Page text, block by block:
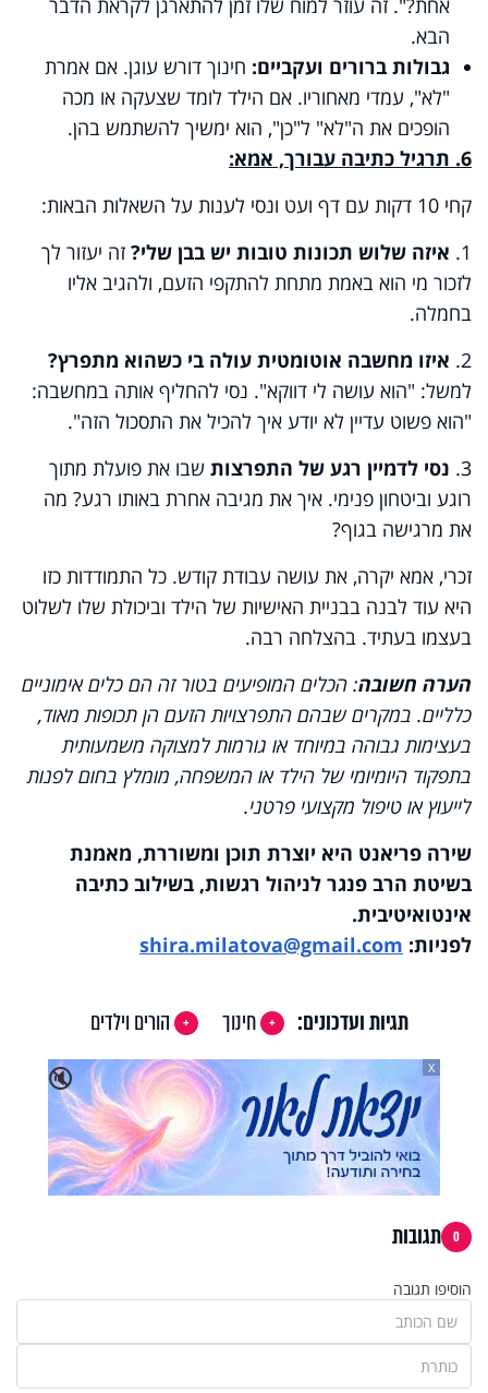
אחת?". זה עוזר למוח שלו זמן להתארגן לקראת הדבר
הבא.
גבולות ברורים ועקביים: חינוך דורש עוגן. אם אמרת
"לא", עמדי מאחוריו. אם הילד לומד שצעקה או מכה
הופכים את ה"לא" ל"כן", הוא ימשיך להשתמש בהן.
6. תרגיל כתיבה עבורך, אמא
:
קחי 10 דקות עם דף ועט ונסי לענות על השאלות הבאות
:
1. איזה שלוש תכונות טובות יש בבן שלי? זה יעזור לך
לזכור מי הוא באמת מתחת להתקפי הזעם, ולהגיב אליו
בחמלה.
2. איזו מחשבה אוטומטית עולה בי כשהוא מתפרץ?
למשל: "הוא עושה לי דווקא". נסי להחליף אותה במחשבה:
"הוא פשוט עדיין לא יודע איך להכיל את התסכול הזה".
3. נסי לדמיין רגע של התפרצות שבו את פועלת מתוך
רוגע וביטחון פנימי. איך את מגיבה אחרת באותו רגע? מה
את מרגישה בגוף?
זכרי, אמא יקרה, את עושה עבודת קודש. כל התמודדות כזו
היא עוד לבנה בבניית האישיות של הילד וביכולת שלו לשלוט
בעצמו בעתיד. בהצלחה רבה.
הערה חשובה: הכלים המופיעים בטור זה הם כלים אימוניים
כלליים. במקרים שבהם התפרצויות הזעם הן תכופות מאוד,
בעצימות גבוהה במיוחד או גורמות למצוקה משמעותית
בתפקוד היומיומי של הילד או המשפחה, מומלץ בחום לפנות
לייעוץ או טיפול מקצועי פרטני.
שירה פריאנט היא יוצרת תוכן ומשוררת, מאמנת
בשיטת הרב פנגר לניהול רגשות, בשילוב כתיבה
אינטואיטיבית.
לפניות: shira.milatova@gmail.com
תגיות ועדכונים: חינוך
הורים וילדים
🔇
X
0 תגובות
הוסיפו תגובה